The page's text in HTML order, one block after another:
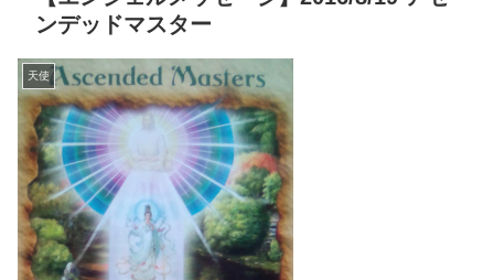
ンデッドマスター
天使